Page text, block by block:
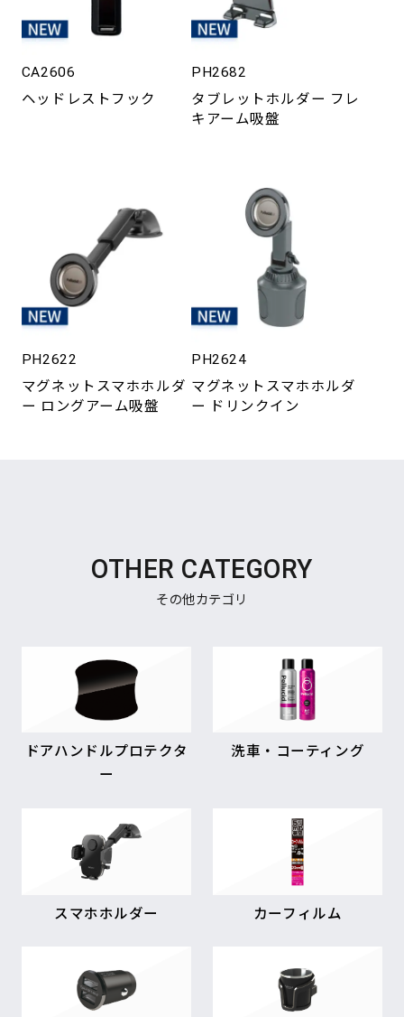
CA2606
ヘッドレストフック
PH2682
タブレットホルダー フレ
キアーム吸盤
PH2622
マグネットスマホホルダ
ー ロングアーム吸盤
PH2624
マグネットスマホホルダ
ー ドリンクイン
OTHER CATEGORY
その他カテゴリ
ドアハンドルプロテクタ
ー
洗車・コーティング
スマホホルダー カーフィルム